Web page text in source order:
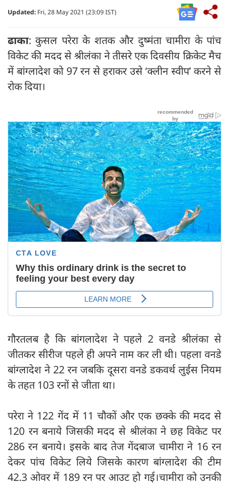
Updated: Fri, 28 May 2021 (23:09 IST)
ढाका: कुसल परेरा के शतक और दुष्मंता चामीरा के पांच
विकेट की मदद से श्रीलंका ने तीसरे एक दिवसीय क्रिकेट मैच
में बांग्लादेश को 97 रन से हराकर उसे ‘क्लीन स्वीप’ करने से
रोक दिया।
गौरतलब है कि बांगलादेश ने पहले 2 वनडे श्रीलंका से
जीतकर सीरीज पहले ही अपने नाम कर ली थी। पहला वनडे
बांग्लादेश ने 22 रन जबकि दूसरा वनडे डकवर्थ लुईस नियम
के तहत 103 रनों से जीता था।
परेरा ने 122 गेंद में 11 चौकों और एक छक्के की मदद से
120 रन बनाये जिसकी मदद से श्रीलंका ने छह विकेट पर
286 रन बनाये। इसके बाद तेज गेंदबाज चामीरा ने 16 रन
देकर पांच विकेट लिये जिसके कारण बांग्लादेश की टीम
42.3 ओवर में 189 रन पर आउट हो गई।चामीरा को उनकी